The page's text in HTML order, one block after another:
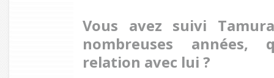
Vous avez suivi
nombreuses
relation avec lui ?